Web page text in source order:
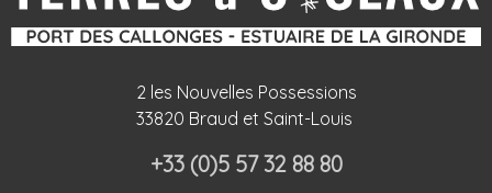
2 les Nouvelles Possessions
33820 Braud et Saint-Louis
+33 (0)5 57 32 88 80